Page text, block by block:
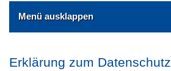
Menü ausklappen
Erklärung zum Datenschutz